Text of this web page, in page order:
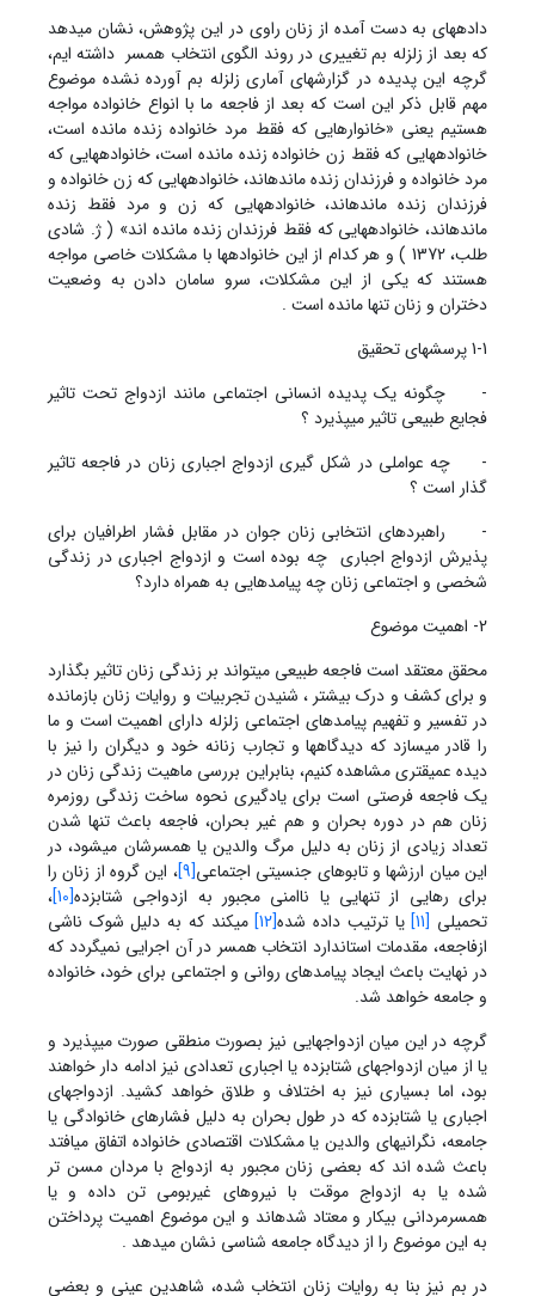
داده‏های به دست آمده از زنان راوی در این پژوهش، نشان می‏دهد
که بعد از زلزله بم تغییری در روند الگوی انتخاب همسر داشته ایم،
گرچه این پدیده در گزارشهای آماری زلزله بم آورده نشده موضوع
مهم قابل ذکر این است که بعد از فاجعه ما با انواع خانواده مواجه
هستیم یعنی «خانوارهایی که فقط مرد خانواده زنده مانده است،
خانواده‏هایی که فقط زن خانواده زنده مانده است، خانواده‏هایی که
مرد خانواده و فرزندان زنده مانده‏اند، خانواده‏هایی که زن خانواده و
فرزندان زنده مانده‏اند، خانواده‏هایی که زن و مرد فقط زنده
مانده‏اند، خانواده‏هایی که فقط فرزندان زنده مانده اند» ( ژ. شادی
طلب، 1372 ) و هر کدام از این خانواده‏ها با مشکلات خاصی مواجه
هستند که یکی از این مشکلات، سرو سامان دادن به وضعیت
دختران و زنان تنها مانده است .
1-1 پرسشهای تحقیق
- چگونه یک پدیده انسانی اجتماعی مانند ازدواج تحت تاثیر
فجایع طبیعی تاثیر می‏پذیرد ؟
- چه عواملی در شکل گیری ازدواج اجباری زنان در فاجعه تاثیر
گذار است ؟
- راهبردهای انتخابی زنان جوان در مقابل فشار اطرافیان برای
پذیرش ازدواج اجباری چه بوده است و ازدواج اجباری در زندگی
شخصی و اجتماعی زنان چه پیامدهایی به همراه دارد؟
2- اهمیت موضوع
محقق معتقد است فاجعه طبیعی می‏تواند بر زندگی زنان تاثیر بگذارد
و برای کشف و درک بیشتر ، شنیدن تجربیات و روایات زنان بازمانده
در تفسیر و تفهیم پیامدهای اجتماعی زلزله دارای اهمیت است و ما
را قادر می‏سازد که دیدگاه‏ها و تجارب زنانه خود و دیگران را نیز با
دیده عمیق‏تری مشاهده کنیم، بنابراین بررسی ماهیت زندگی زنان در
یک فاجعه فرصتی است برای یادگیری نحوه ساخت زندگی روزمره
زنان هم در دوره بحران و هم غیر بحران، فاجعه باعث تنها شدن
تعداد زیادی از زنان به دلیل مرگ والدین یا همسرشان می‏شود، در
این میان ارزشها و تابوهای جنسیتی اجتماعی[9] ، این گروه از زنان را
برای رهایی از تنهایی یا ناامنی مجبور به ازدواجی شتابزده[10]
،
تحمیلی [11] یا ترتیب داده شده[12]
می‏کند که به دلیل شوک ناشی
ازفاجعه، مقدمات استاندارد انتخاب همسر در آن اجرایی نمی‏گردد که
در نهایت باعث ایجاد پیامدهای روانی و اجتماعی برای خود، خانواده
و جامعه خواهد شد.
گرچه در این میان ازدواجهایی نیز بصورت منطقی صورت می‏پذیرد و
یا از میان ازدواجهای شتابزده یا اجباری تعدادی نیز ادامه دار خواهند
بود، اما بسیاری نیز به اختلاف و طلاق خواهد کشید. ازدواجهای
اجباری یا شتابزده که در طول بحران به دلیل فشارهای خانوادگی یا
جامعه، نگرانی‏های والدین یا مشکلات اقتصادی خانواده اتفاق می‏افتد
باعث شده اند که بعضی زنان مجبور به ازدواج با مردان مسن تر
شده یا به ازدواج موقت با نیروهای غیربومی تن داده و یا
همسرمردانی بیکار و معتاد شده‏اند و این موضوع اهمیت پرداختن
به این موضوع را از دیدگاه جامعه شناسی نشان میدهد .
در بم نیز بنا به روایات زنان انتخاب شده، شاهدین عینی و بعضی